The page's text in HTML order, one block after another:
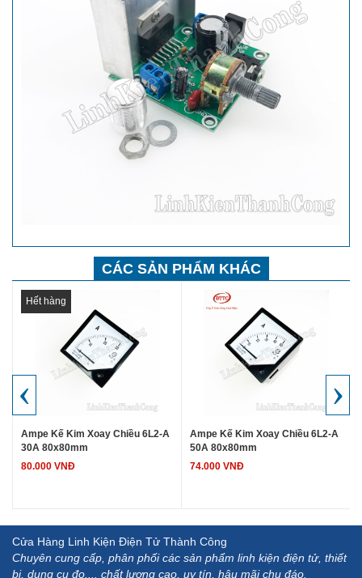
CÁC SẢN PHẨM KHÁC
Hết hàng
Ampe Kế Kim Xoay Chiều 6L2-A
30A 80x80mm
80.000 VNĐ
Ampe Kế Kim Xoay Chiều 6L2-A
50A 80x80mm
74.000 VNĐ
‹ ›
Cửa Hàng Linh Kiện Điện Tử Thành Công
Chuyên cung cấp, phân phối các sản phẩm linh kiện điện tử, thiết
bị, dụng cụ đo.... chất lượng cao, uy tín, hậu mãi chu đáo.